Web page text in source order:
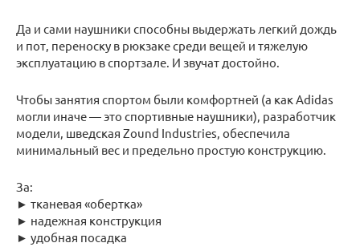
Да и сами наушники способны выдержать легкий дождь
и пот, переноску в рюкзаке среди вещей и тяжелую
эксплуатацию в спортзале. И звучат достойно.
Чтобы занятия спортом были комфортней (а как Adidas
могли иначе — это спортивные наушники), разработчик
модели, шведская Zound Industries, обеспечила
минимальный вес и предельно простую конструкцию.
За:
► тканевая «обертка»
► надежная конструкция
► удобная посадка